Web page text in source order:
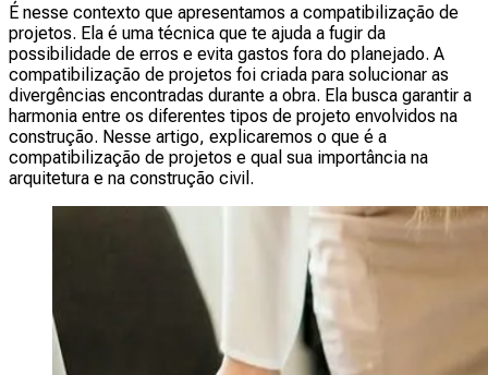
É nesse contexto que apresentamos a compatibilização de
projetos. Ela é uma técnica que te ajuda a fugir da
possibilidade de erros e evita gastos fora do planejado. A
compatibilização de projetos foi criada para solucionar as
divergências encontradas durante a obra. Ela busca garantir a
harmonia entre os diferentes tipos de projeto envolvidos na
construção. Nesse artigo, explicaremos o que é a
compatibilização de projetos e qual sua importância na
arquitetura e na construção civil.